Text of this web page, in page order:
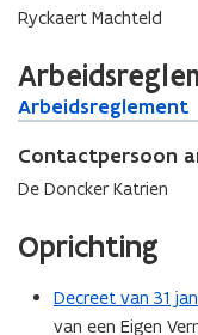
Ryckaert Machteld
A
b
e
d
s
Arbeidsreglement
A
r
b
e
d
s
Contactpersoon
De Doncker Katrien
Oprichting
Decreet van 31
(
b
van een Eigen